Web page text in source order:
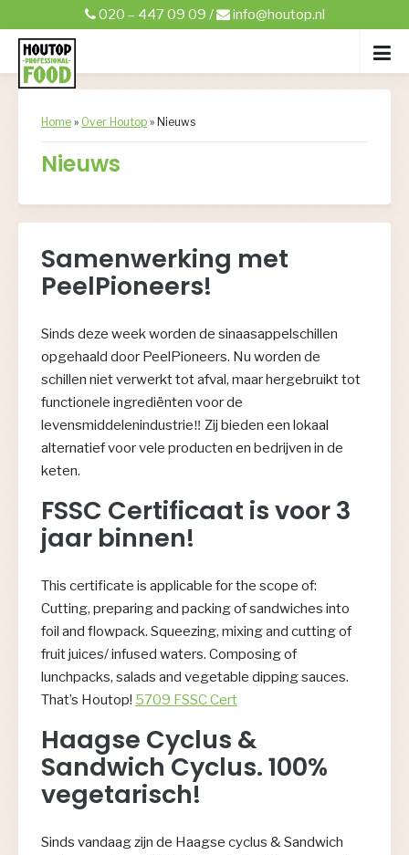
020 – 447 09 09 / info@houtop.nl
Home » Over Houtop » Nieuws
Nieuws
Samenwerking met
PeelPioneers!
Sinds deze week worden de sinaasappelschillen
opgehaald door PeelPioneers. Nu worden de
schillen niet verwerkt tot afval, maar hergebruikt tot
functionele ingrediënten voor de
levensmiddelenindustrie‼️ Zij bieden een lokaal
alternatief voor vele producten en bedrijven in de
keten.
FSSC Certificaat is voor 3
jaar binnen!
This certificate is applicable for the scope of:
Cutting, preparing and packing of sandwiches into
foil and flowpack. Squeezing, mixing and cutting of
fruit juices/ infused waters. Composing of
lunchpacks, salads and vegetable dipping sauces.
That’s Houtop! 5709 FSSC Cert
Haagse Cyclus &
Sandwich Cyclus. 100%
vegetarisch!
Sinds vandaag zijn de Haagse cyclus & Sandwich